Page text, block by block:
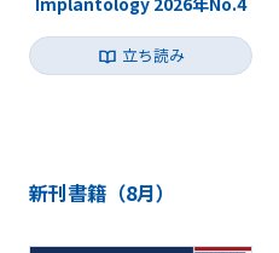
立ち読み
新刊書籍（8月）